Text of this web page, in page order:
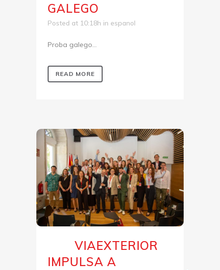
GALEGO
Posted at 10:18h in espanol
Proba galego...
READ MORE
VIAEXTERIOR
IMPULSA A